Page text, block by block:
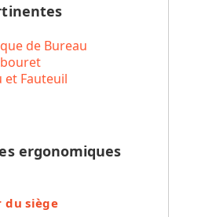
de Bureau
et Fauteuil
ergonomiques
du siège